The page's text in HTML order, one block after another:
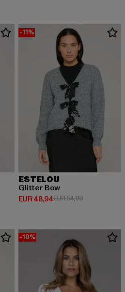
EUR 59,99
-11%
ESTELOU
Glitter Bow
EUR 48,94
Huidige prijs: EUR 48,94
EUR 54,99Actieprijs:
-10%